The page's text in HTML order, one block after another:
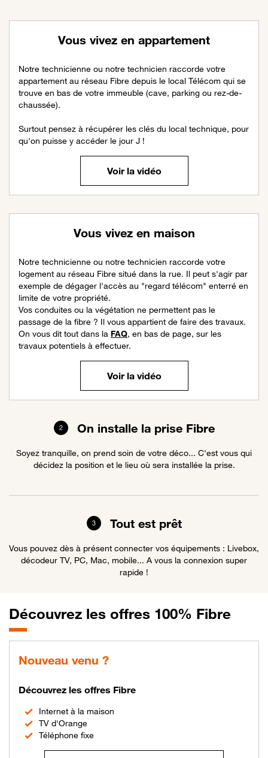
Vous vivez en appartement
Notre technicienne ou notre technicien raccorde votre
appartement au réseau Fibre depuis le local Télécom qui se
trouve en bas de votre immeuble (cave, parking ou rez-de-
chaussée).
Surtout pensez à récupérer les clés du local technique, pour
qu'on puisse y accéder le jour J !
Voir la vidéo
Vous vivez en maison
Notre technicienne ou notre technicien raccorde votre
logement au réseau Fibre situé dans la rue. Il peut s'agir par
exemple de dégager l'accès au "regard télécom" enterré en
limite de votre propriété.
Vos conduites ou la végétation ne permettent pas le
passage de la fibre ? Il vous appartient de faire des travaux.
On vous dit tout dans la FAQ, en bas de page, sur les
travaux potentiels à effectuer.
Voir la vidéo
On installe la prise Fibre
Soyez tranquille, on prend soin de votre déco... C'est vous qui
décidez la position et le lieu où sera installée la prise.
Tout est prêt
Vous pouvez dès à présent connecter vos équipements : Livebox,
décodeur TV, PC, Mac, mobile... A vous la connexion super
rapide !
Découvrez les offres 100% Fibre
Nouveau venu ?
Découvrez les offres Fibre
Internet à la maison
TV d'Orange
Téléphone fixe